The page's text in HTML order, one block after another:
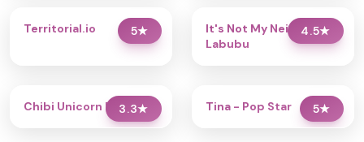
5★
Territorial.io 4.5★
It's Not My Neighbor:
Labubu
3.3★
Chibi Unicorn Dress Up 5★
Tina - Pop Star